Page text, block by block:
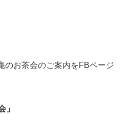
のお茶会のご案内をFBページ
」